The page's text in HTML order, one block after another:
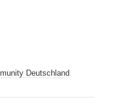
Deutschland